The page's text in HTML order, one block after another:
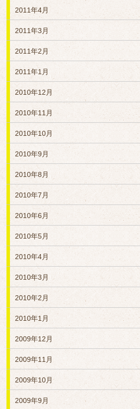
2011年4月
2011年3月
2011年2月
2011年1月
2010年12月
2010年11月
2010年10月
2010年9月
2010年8月
2010年7月
2010年6月
2010年5月
2010年4月
2010年3月
2010年2月
2010年1月
2009年12月
2009年11月
2009年10月
2009年9月